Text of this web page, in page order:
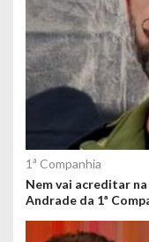
1ª Companhia
Nem vai acreditar
Andrade da 1ª